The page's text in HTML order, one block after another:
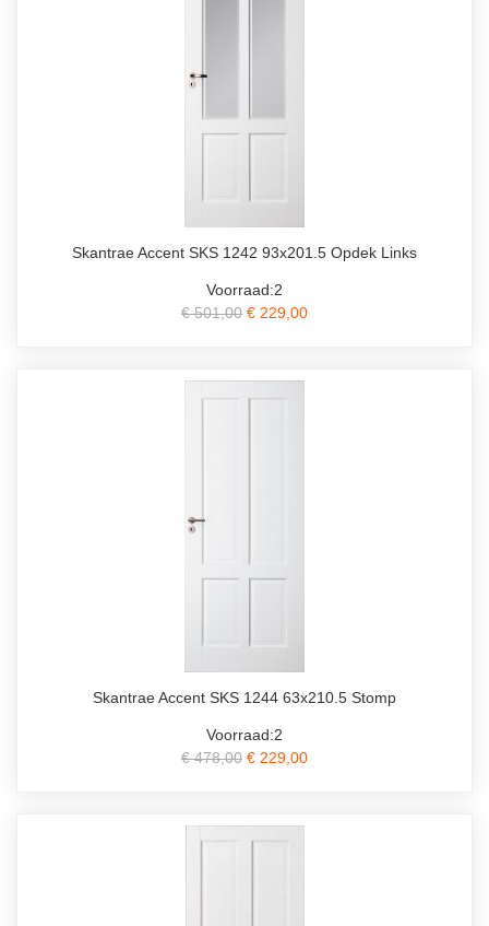
Skantrae Accent SKS 1242 93x201.5 Opdek Links
Voorraad:2
€ 501,00 € 229,00
Skantrae Accent SKS 1244 63x210.5 Stomp
Voorraad:2
€ 478,00 € 229,00